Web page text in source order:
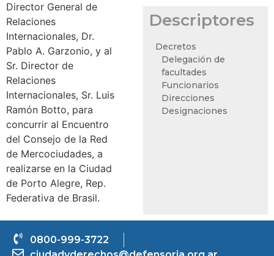
Director General de
Relaciones
Internacionales, Dr.
Pablo A. Garzonio, y al
Sr. Director de
Relaciones
Internacionales, Sr. Luis
Ramón Botto, para
concurrir al Encuentro
del Consejo de la Red
de Mercociudades, a
realizarse en la Ciudad
de Porto Alegre, Rep.
Federativa de Brasil.
Descriptores
Decretos
Delegación de
facultades
Funcionarios
Direcciones
Designaciones
0800-999-3722